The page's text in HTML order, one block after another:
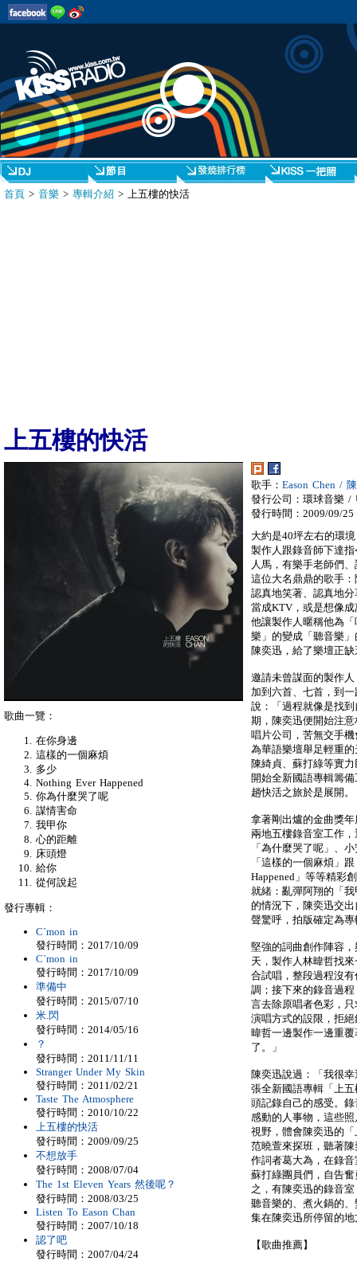
首頁 > 音樂 > 專輯介紹 > 上五樓的快活
上五樓的快活
歌手： Eason Chen /
發行公司：環球音樂 /
發行時間：2009/09/25
大約是40坪左右的環
製作人跟錄音師下達
人馬，有樂手老師們
這位大名鼎鼎的歌手
認真地笑著、認真地
當成KTV，或是想像
他讓製作人暱稱他為
樂」的變成「聽音樂
陳奕迅，給了樂壇正
邀請未曾謀面的製作
加到六首、七首，到
說：「過程就像是找
期，陳奕迅便開始注
唱片公司，苦無交手
為華語樂壇舉足輕重
陳綺貞、蘇打綠等實
開始全新國語專輯籌
趟快活之旅於是展開。
拿著剛出爐的金曲獎
兩地五樓錄音室工作
「為什麼哭了呢」、
「這樣的一個麻煩」
Happened」等等精彩
就緒：亂彈阿翔的「
的情況下，陳奕迅交
聲驚呼，拍版確定為
堅強的詞曲創作陣容
天，製作人林暐哲找
合試唱，整段過程沒
調；接下來的錄音過
言去除原唱者色彩，
演唱方式的設限，拒
暐哲一邊製作一邊重
了。」
陳奕迅說過：「我很
張全新國語專輯「上
頭記錄自己的感受。
感動的人事物，這些
視野，體會陳奕迅的
范曉萱來探班，聽著
作詞者葛大為，在錄
蘇打綠團員們，自告
之，有陳奕迅的錄音
聽音樂的、煮火鍋的
集在陳奕迅所停留的
【歌曲推薦】
歌曲一覽：
在你身邊
這樣的一個麻煩
多少
Nothing Ever Happened
你為什麼哭了呢
謀情害命
我甲你
心的距離
床頭燈
給你
從何說起
發行專輯：
C`mon in
發行時間：2017/10/09
C`mon in
發行時間：2017/10/09
準備中
發行時間：2015/07/10
米.閃
發行時間：2014/05/16
？
發行時間：2011/11/11
Stranger Under My Skin
發行時間：2011/02/21
Taste The Atmosphere
發行時間：2010/10/22
上五樓的快活
發行時間：2009/09/25
不想放手
發行時間：2008/07/04
The 1st Eleven Years 然後呢？
發行時間：2008/03/25
Listen To Eason Chan
發行時間：2007/10/18
認了吧
發行時間：2007/04/24